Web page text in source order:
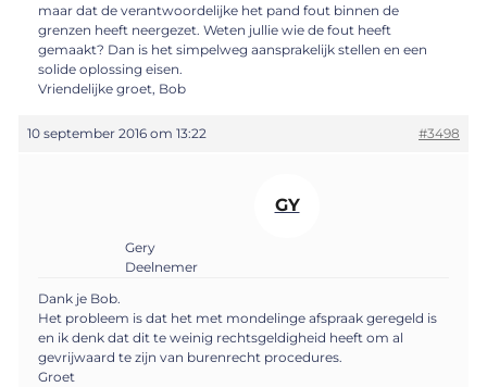
maar dat de verantwoordelijke het pand fout binnen de
grenzen heeft neergezet. Weten jullie wie de fout heeft
gemaakt? Dan is het simpelweg aansprakelijk stellen en een
solide oplossing eisen.
Vriendelijke groet, Bob
10 september 2016 om 13:22 #3498
GY
Gery
Deelnemer
Dank je Bob.
Het probleem is dat het met mondelinge afspraak geregeld is
en ik denk dat dit te weinig rechtsgeldigheid heeft om al
gevrijwaard te zijn van burenrecht procedures.
Groet